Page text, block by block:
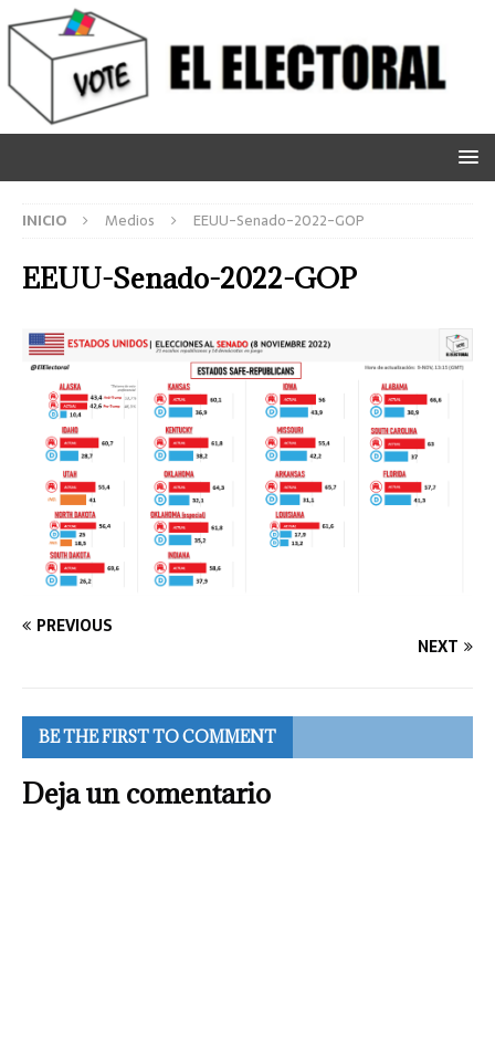
INICIO Medios EEUU-Senado-2022-GOP
EEUU-Senado-2022-GOP
PREVIOUS
NEXT
BE THE FIRST TO COMMENT
Deja un comentario